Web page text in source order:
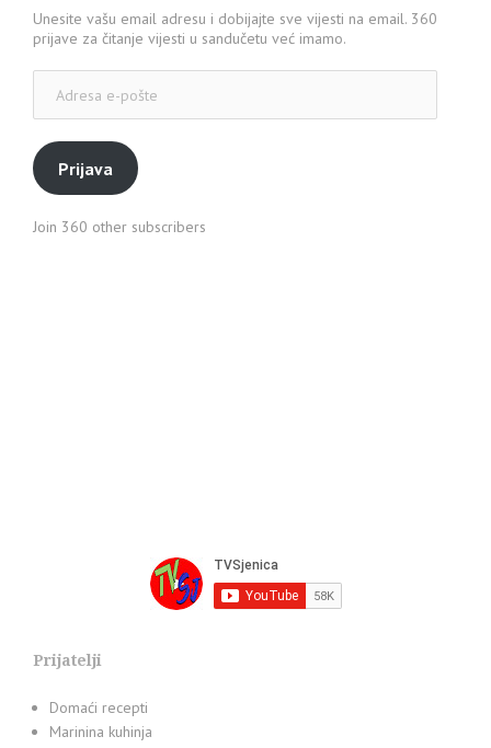
Unesite vašu email adresu i dobijajte sve vijesti na email. 360
prijave za čitanje vijesti u sandučetu već imamo.
pošte
Prijava
Join 360 other subscribers
Prijatelji
Domaći recepti
Marinina kuhinja